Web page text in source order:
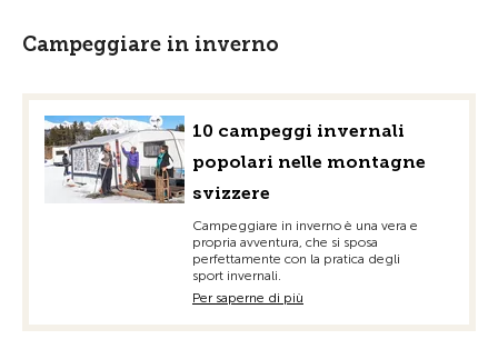
Campeggiare in inverno
10 campeggi invernali
popolari nelle montagne
svizzere
Campeggiare in inverno è una vera e
propria avventura, che si sposa
perfettamente con la pratica degli
sport invernali.
Per saperne di più